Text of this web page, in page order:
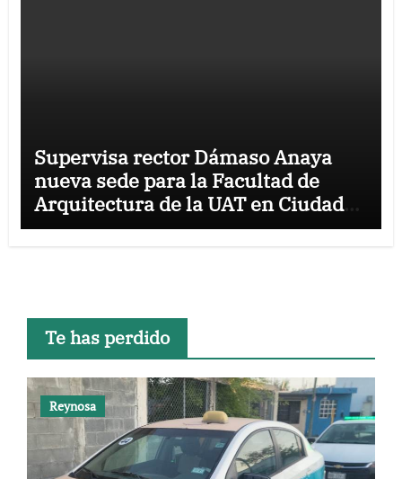
Supervisa rector Dámaso Anaya
nueva sede para la Facultad de
Arquitectura de la UAT en Ciudad
Victoria
Te has perdido
Reynosa